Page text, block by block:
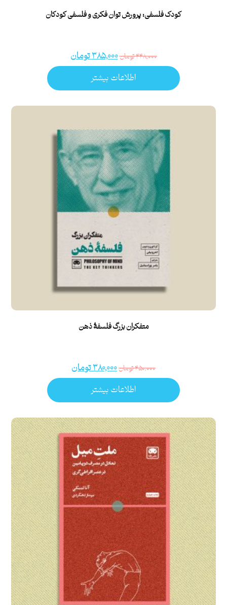
کودک فلسفی: پرورش توان فکری و فلسفی کودکان
۴۴۸,۰۰۰تومان۳۸۵,۰۰۰تومان
اطلاعات بیشتر
متفکران بزرگ فلسفۀ ذهن
۴۵۰,۰۰۰تومان۳۸۰,۰۰۰تومان
اطلاعات بیشتر